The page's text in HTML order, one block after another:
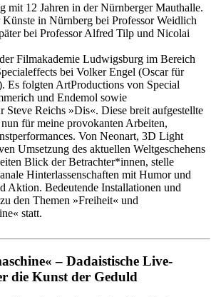
mit 12 Jahren in der Nürnberger Mauthalle.
in Nürnberg bei Professor Weidlich
bei Professor Alfred Tilp und Nicolai
Filmakademie Ludwigsburg im Bereich
bei Volker Engel (Oscar für
Es folgten ArtProductions von Special
und Endemol sowie
Steve Reichs »Dis«. Diese breit aufgestellte
für meine provokanten Arbeiten,
Von Neonart, 3D Light
Umsetzung des aktuellen Weltgeschehens
Blick der Betrachter*innen, stelle
Hinterlassenschaften mit Humor und
Aktion. Bedeutende Installationen und
den Themen »Freiheit« und
statt.
– Dadaistische Live-
die Kunst der Geduld